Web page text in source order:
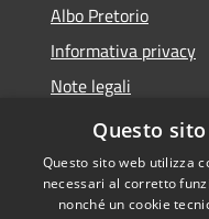
Albo Pretorio
Informativa privacy
Note legali
Dichiarazione di
Questo
Questo sito web utilizza
necessari al corretto
nonché un cookie